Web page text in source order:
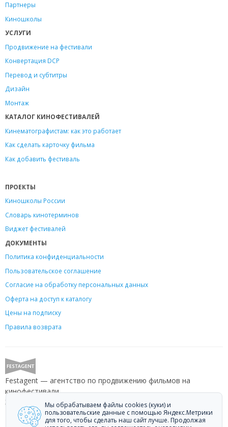
Партнеры
Киношколы
УСЛУГИ
Продвижение на фестивали
Конвертация DCP
Перевод и субтитры
Дизайн
Монтаж
КАТАЛОГ КИНОФЕСТИВАЛЕЙ
Кинематографистам: как это работает
Как сделать карточку фильма
Как добавить фестиваль
ПРОЕКТЫ
Киношколы России
Словарь кинотерминов
Виджет фестивалей
ДОКУМЕНТЫ
Политика конфиденциальности
Пользовательское соглашение
Согласие на обработку персональных данных
Оферта на доступ к каталогу
Цены на подписку
Правила возврата
Festagent — агентство по продвижению фильмов на
кинофестивали.
Звоните +7 (499) 113-78-80 или пишитеhello@festagent.com
© 2010—2026 Festagent. Использование материалов сайта
Мы обрабатываем файлы cookies (куки) и
пользовательские данные с помощью Яндекс.Метрики
для того, чтобы сделать наш сайт лучше. Продолжая